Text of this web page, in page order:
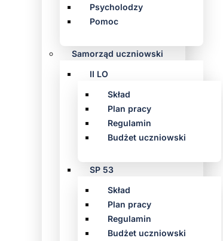
Psycholodzy
Pomoc
Samorząd uczniowski
II LO
Skład
Plan pracy
Regulamin
Budżet uczniowski
SP 53
Skład
Plan pracy
Regulamin
Budżet uczniowski